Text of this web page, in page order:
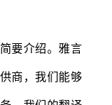
要介绍。雅言
商，我们能够